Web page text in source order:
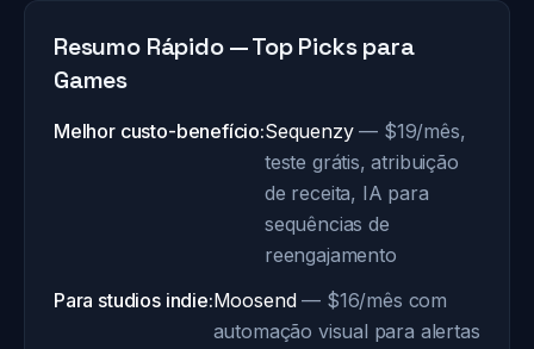
Resumo Rápido — Top Picks para
Games
Melhor custo-benefício:Sequenzy— $19/mês,
teste grátis, atribuição
de receita, IA para
sequências de
reengajamento
Para studios indie:Moosend— $16/mês com
automação visual para alertas